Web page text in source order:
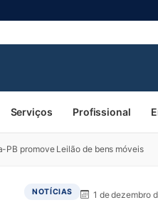
Serviços Profissional
PB promove Leilão de bens móveis
NOTÍCIAS 1 de dezembro